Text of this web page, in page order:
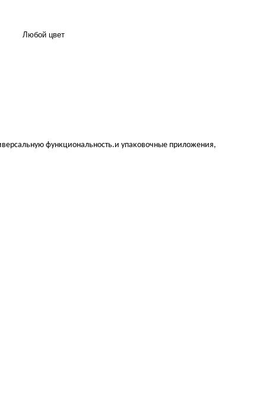
Любой цвет
функциональность.и упаковочные приложения,